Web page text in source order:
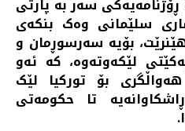
سلێمانی وەک بنکەی
بۆیە سەرسوڕمان و
لێکەوتەوە، کە ئەو
بۆ تورکیا لێک
تا حکومەتی